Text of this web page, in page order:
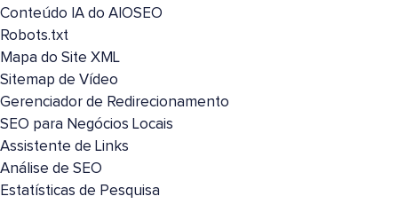
Conteúdo IA do AIOSEO
Robots.txt
Mapa do Site XML
Sitemap de Vídeo
Gerenciador de Redirecionamento
SEO para Negócios Locais
Assistente de Links
Análise de SEO
Estatísticas de Pesquisa